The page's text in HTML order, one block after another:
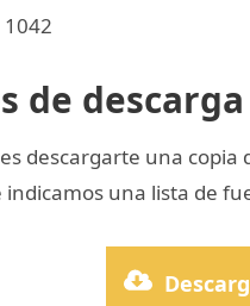
1042
de
descargarte una
una lista de